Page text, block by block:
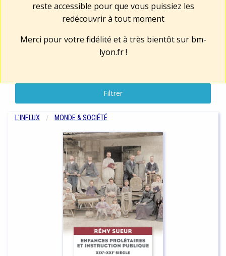
reste accessible pour que vous puissiez les
redécouvrir à tout moment
Merci pour votre fidélité et à très bientôt sur bm-
lyon.fr!
Filtrer
L'INFLUX MONDE & SOCIÉTÉ